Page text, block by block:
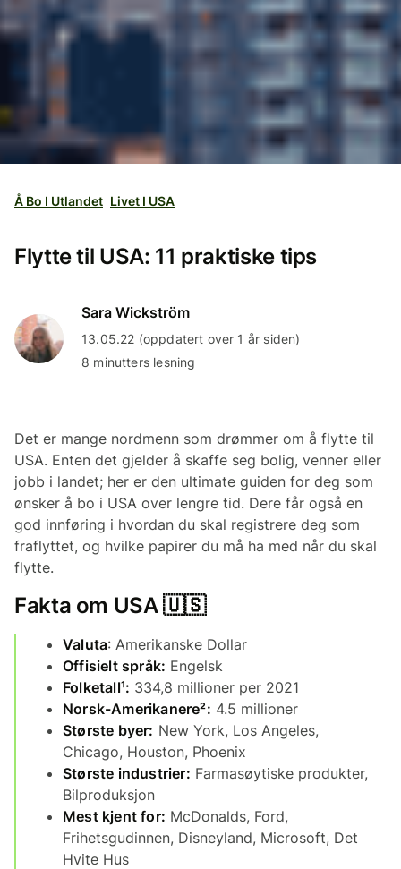
Å Bo I Utlandet Livet I USA
Flytte til USA: 11 praktiske tips
Sara Wickström
13.05.22 (oppdatert over 1 år siden)
8 minutters lesning
Det er mange nordmenn som drømmer om å flytte til
USA. Enten det gjelder å skaffe seg bolig, venner eller
jobb i landet; her er den ultimate guiden for deg som
ønsker å bo i USA over lengre tid. Dere får også en
god innføring i hvordan du skal registrere deg som
fraflyttet, og hvilke papirer du må ha med når du skal
flytte.
Fakta om USA 🇺🇸
Valuta: Amerikanske Dollar
Offisielt språk: Engelsk
Folketall¹: 334,8 millioner per 2021
Norsk-Amerikanere²: 4.5 millioner
Største byer: New York, Los Angeles,
Chicago, Houston, Phoenix
Største industrier: Farmasøytiske produkter,
Bilproduksjon
Mest kjent for: McDonalds, Ford,
Frihetsgudinnen, Disneyland, Microsoft, Det
Hvite Hus